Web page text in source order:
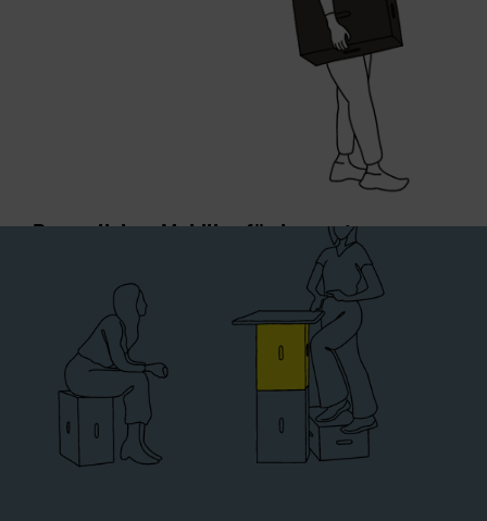
Bewegliches Mobiliar für bewegte
Ausprobieren & Experimentieren, spielerisch mit
Problemstellungen umgehen – neuartige Möbel helfen